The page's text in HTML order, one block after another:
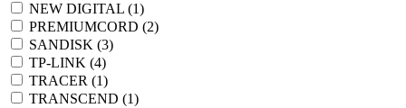
NEW DIGITAL (1)
PREMIUMCORD (2)
SANDISK (3)
TP-LINK (4)
TRACER (1)
TRANSCEND (1)